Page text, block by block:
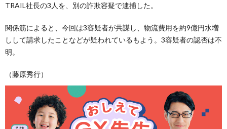
TRAIL社長の3人を、別の詐欺容疑で逮捕した。
関係筋によると、今回は3容疑者が共謀し、物流費用を約9億円水増
しして請求したことなどが疑われているもよう。3容疑者の認否は不
明。
（藤原秀行）